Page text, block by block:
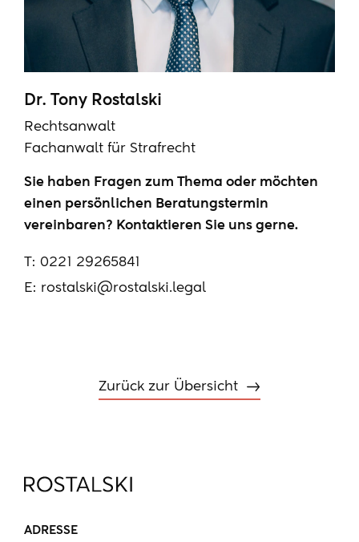
Dr. Tony Rostalski
Rechtsanwalt
Fachanwalt für Strafrecht
Sie haben Fragen zum Thema oder möchten
einen persönlichen Beratungstermin
vereinbaren? Kontaktieren Sie uns gerne.
T: 0221 29265841
E: rostalski@rostalski.legal
Zurück zur Übersicht
ADRESSE